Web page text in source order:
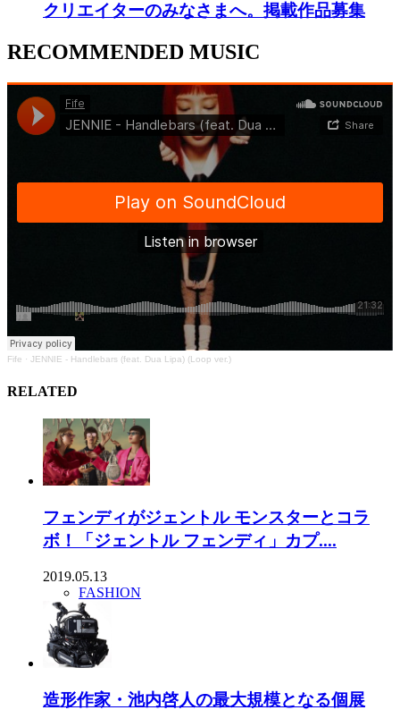
クリエイターのみなさまへ。掲載作品募集
RECOMMENDED MUSIC
Fife · JENNIE - Handlebars (feat. Dua Lipa) (Loop ver.)
RELATED
フェンディがジェントル モンスターとコラ
ボ！「ジェントル フェンディ」カプ....
2019.05.13
FASHION
造形作家・池内啓人の最大規模となる個展